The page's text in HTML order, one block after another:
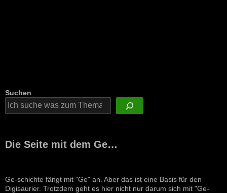
Suchen
Die Seite mit dem Ge…
Ge-schichte fängt mit "Ge" an. Aber das ist eine Basis für den
Digisaurier. Trotzdem geht es hier nicht nur darum sich mit "Ge-